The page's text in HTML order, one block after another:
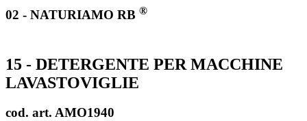
02 - NATURIAMO RB ®
15 - DETERGENTE PER MACCHINE
LAVASTOVIGLIE
cod. art. AMO1940